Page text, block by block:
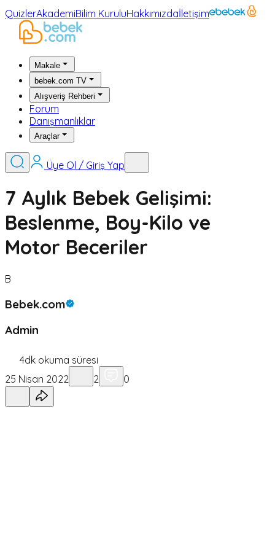
QuizlerAkademiBilim KuruluHakkımızdaİletişim
Makale
bebek.com TV
Alışveriş Rehberi
Forum
Danışmanlıklar
Araçlar
Üye Ol / Giriş Yap
7 Aylık Bebek Gelişimi:
Beslenme, Boy-Kilo ve
Motor Beceriler
B
Bebek.com
Admin
4dk okuma süresi
25 Nisan 2022
2 0